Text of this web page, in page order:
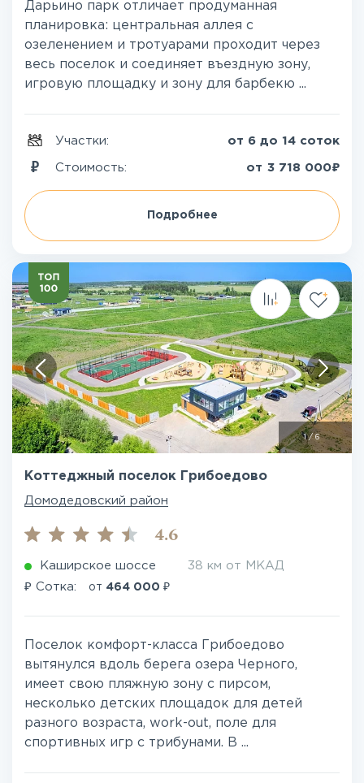
Дарьино парк отличает продуманная
планировка: центральная аллея с
озеленением и тротуарами проходит через
весь поселок и соединяет въездную зону,
игровую площадку и зону для барбекю ...
Участки: от 6 до 14 соток
Стоимость: от 3 718 000₽
Подробнее
1/6
Коттеджный поселок Грибоедово
Домодедовский район
4.6
Каширское шоссе 38 км от МКАД
₽ Сотка: от 464 000 ₽
Поселок комфорт-класса Грибоедово
вытянулся вдоль берега озера Черного,
имеет свою пляжную зону с пирсом,
несколько детских площадок для детей
разного возраста, work-out, поле для
спортивных игр с трибунами. В ...